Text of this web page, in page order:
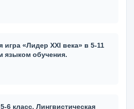
игра «Лидер ХХІ века» в 5-11
языком обучения.
6 класс. Лингвистическая